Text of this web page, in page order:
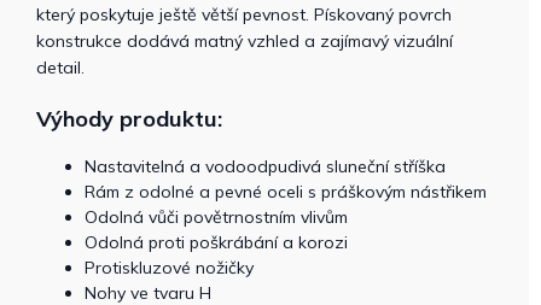
který poskytuje ještě větší pevnost. Pískovaný povrch
konstrukce dodává matný vzhled a zajímavý vizuální
detail.
Výhody produktu:
Nastavitelná a vodoodpudivá sluneční stříška
Rám z odolné a pevné oceli s práškovým nástřikem
Odolná vůči povětrnostním vlivům
Odolná proti poškrábání a korozi
Protiskluzové nožičky
Nohy ve tvaru H